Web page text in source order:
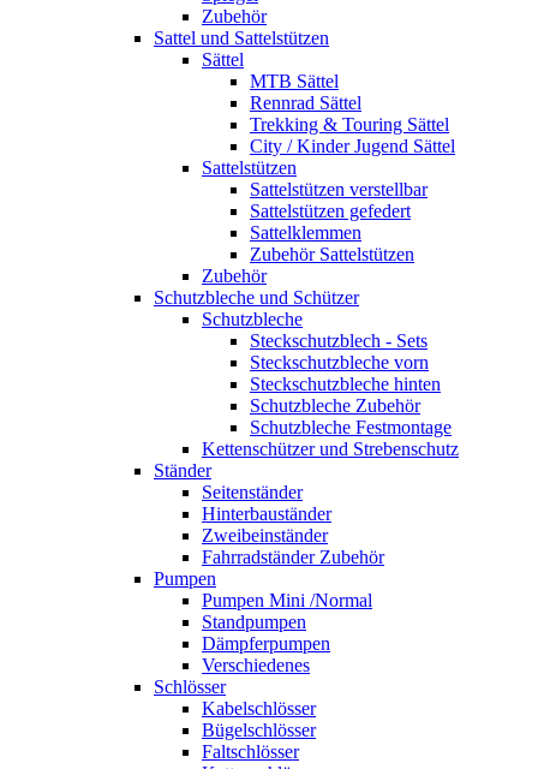
Zubehör
Sattel und Sattelstützen
Sättel
MTB Sättel
Rennrad Sättel
Trekking & Touring Sättel
City / Kinder Jugend Sättel
Sattelstützen
Sattelstützen verstellbar
Sattelstützen gefedert
Sattelklemmen
Zubehör Sattelstützen
Zubehör
Schutzbleche und Schützer
Schutzbleche
Steckschutzblech - Sets
Steckschutzbleche vorn
Steckschutzbleche hinten
Schutzbleche Zubehör
Schutzbleche Festmontage
Kettenschützer und Strebenschutz
Ständer
Seitenständer
Hinterbauständer
Zweibeinständer
Fahrradständer Zubehör
Pumpen
Pumpen Mini /Normal
Standpumpen
Dämpferpumpen
Verschiedenes
Schlösser
Kabelschlösser
Bügelschlösser
Faltschlösser